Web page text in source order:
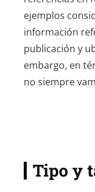
ejemplos
información
publicación y
embargo, en
no siempre
Tipo y